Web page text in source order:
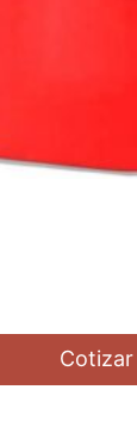
Cotizar